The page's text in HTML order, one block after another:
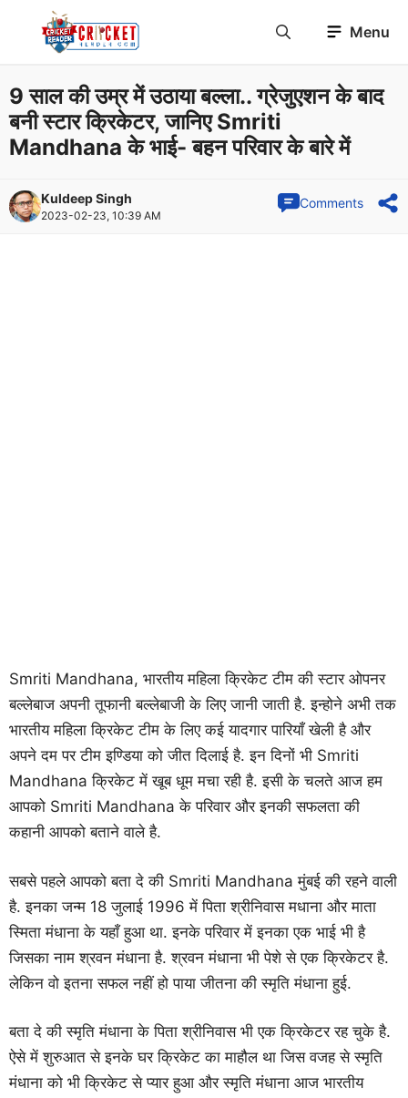
Menu
9 साल की उम्र में उठाया बल्ला.. ग्रेजुएशन के बाद
बनी स्टार क्रिकेटर, जानिए Smriti
Mandhana के भाई- बहन परिवार के बारे में
Kuldeep Singh
2023-02-23, 10:39 AM
Comments
Smriti Mandhana, भारतीय महिला क्रिकेट टीम की स्टार ओपनर
बल्लेबाज अपनी तूफानी बल्लेबाजी के लिए जानी जाती है. इन्होने अभी तक
भारतीय महिला क्रिकेट टीम के लिए कई यादगार पारियाँ खेली है और
अपने दम पर टीम इण्डिया को जीत दिलाई है. इन दिनों भी Smriti
Mandhana क्रिकेट में खूब धूम मचा रही है. इसी के चलते आज हम
आपको Smriti Mandhana के परिवार और इनकी सफलता की
कहानी आपको बताने वाले है.
सबसे पहले आपको बता दे की Smriti Mandhana मुंबई की रहने वाली
है. इनका जन्म 18 जुलाई 1996 में पिता श्रीनिवास मधाना और माता
स्मिता मंधाना के यहाँ हुआ था. इनके परिवार में इनका एक भाई भी है
जिसका नाम श्रवन मंधाना है. श्रवन मंधाना भी पेशे से एक क्रिकेटर है.
लेकिन वो इतना सफल नहीं हो पाया जीतना की स्मृति मंधाना हुई.
बता दे की स्मृति मंधाना के पिता श्रीनिवास भी एक क्रिकेटर रह चुके है.
ऐसे में शुरुआत से इनके घर क्रिकेट का माहौल था जिस वजह से स्मृति
मंधाना को भी क्रिकेट से प्यार हुआ और स्मृति मंधाना आज भारतीय